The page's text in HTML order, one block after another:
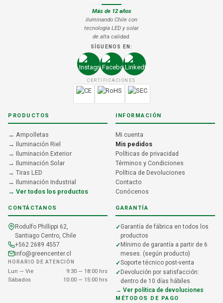
Más de 12 años
iluminando Chile con
tecnología LED y solar
de alta calidad.
SÍGUENOS EN:
CERTIFICACIONES
PRODUCTOS
→ Ampolletas
→ Iluminación Riel
→ Iluminación Exterior
→ Iluminación Solar
→ Tiras LED
→ Iluminación Industrial
→ Ver todos los productos
INFORMACIÓN
Mi cuenta
Mis pedidos
Políticas de privacidad
Términos y Condiciones
Política de Devoluciones
Contacto
Conócenos
CONTÁCTANOS
Rodulfo Phillippi 62,
Santiago Centro, Chile
+562 2689 4557
info@greencenter.cl
HORARIO DE ATENCIÓN
Lun — Vie
9:30 — 18:00 hrs
Sábados
10:00 — 15:00 hrs
GARANTÍA
Garantía de fábrica en todos los
productos
Mínimo de garantía a partir de 6
meses. (según producto)
Soporte técnico post-venta
Devolución por satisfacción:
dentro de 10 días hábiles.
→ Ver política de devoluciones
MÉTODOS DE PAGO